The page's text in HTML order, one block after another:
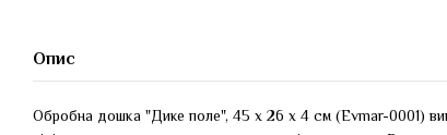
Опис
Обробна дошка "Дике поле", 45 х 26 х 4 см (Evmar-0001)